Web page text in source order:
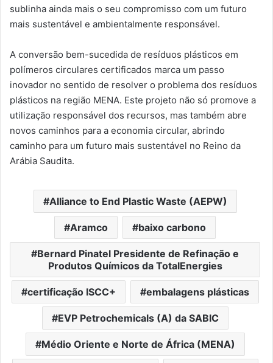
sublinha ainda mais o seu compromisso com um futuro
mais sustentável e ambientalmente responsável.
A conversão bem-sucedida de resíduos plásticos em
polímeros circulares certificados marca um passo
inovador no sentido de resolver o problema dos resíduos
plásticos na região MENA. Este projeto não só promove a
utilização responsável dos recursos, mas também abre
novos caminhos para a economia circular, abrindo
caminho para um futuro mais sustentável no Reino da
Arábia Saudita.
Alliance to End Plastic Waste (AEPW)
Aramco baixo carbono
Bernard Pinatel Presidente de Refinação e
Produtos Químicos da TotalEnergies
certificação ISCC+ embalagens plásticas
EVP Petrochemicals (A) da SABIC
Médio Oriente e Norte de África (MENA)